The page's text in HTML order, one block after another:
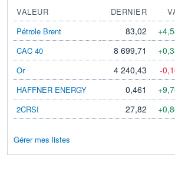
VALEUR DERNIER
Pétrole Brent
83,02
CAC 40 8 699,71
Or 4 240,43 -
HAFFNER ENERGY 0,461
2CRSI 27,82
Gérer mes listes